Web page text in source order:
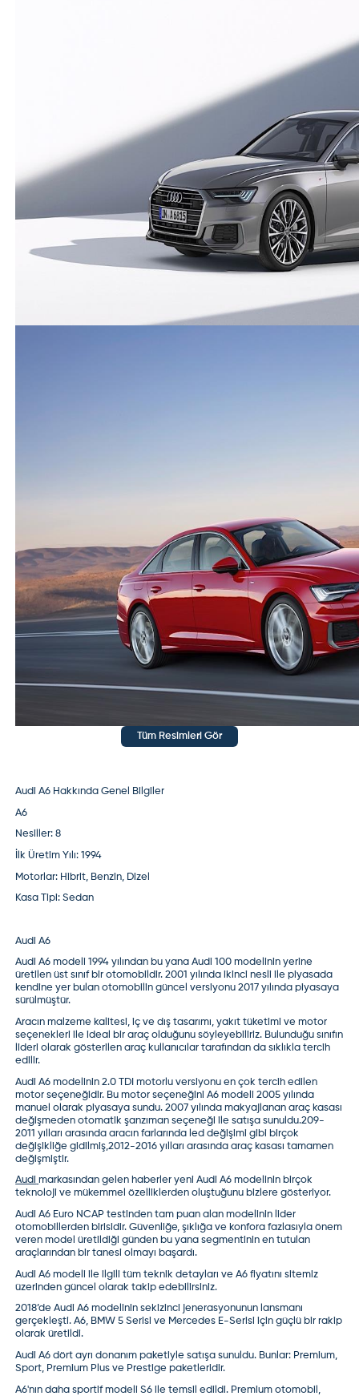
kasası. Eski arabanın güzelliği km sayacına ve ufak
vuruk çiziklere kafa takmıyorsunuz, otoparka bırakıp
gidince birşey olacak mı diye aklınız kalmıyor. Bunlar
Audi Misafir Kullanıcı
Audi A6 2003 model V6 2.4 modeli tutulurmu bu
araclarin masrafari nasıl lütfen bna yardımcı olun
Cevap yaz
Tüm Resimleri Gör
Audi A6 Hakkında Genel Bilgiler
A6
Nesiller:8
İlk Üretim Yılı: 1994
Motorlar: Hibrit, Benzin, Dizel
Kasa Tipi: Sedan
Audi A6
Audi A6 modeli 1994 yılından bu yana Audi 100 modelinin yerine
üretilen üst sınıf bir otomobildir. 2001 yılında ikinci nesli ile piyasada
kendine yer bulan otomobilin güncel versiyonu 2017 yılında piyasaya
sürülmüştür.
Aracın malzeme kalitesi, iç ve dış tasarımı, yakıt tüketimi ve motor
seçenekleri ile ideal bir araç olduğunu söyleyebiliriz. Bulunduğu sınıfın
lideri olarak gösterilen araç kullanıcılar tarafından da sıklıkla tercih
edilir.
Audi A6 modelinin 2.0 TDI motorlu versiyonu en çok tercih edilen
motor seçeneğidir. Bu motor seçeneğini A6 modeli 2005 yılında
manuel olarak piyasaya sundu. 2007 yılında makyajlanan araç kasası
değişmeden otomatik şanzıman seçeneği ile satışa sunuldu.209-
2011 yılları arasında aracın farlarında led değişimi gibi birçok
değişikliğe gidilmiş,2012-2016 yılları arasında araç kasası tamamen
değişmiştir.
Audi markasından gelen haberler yeni Audi A6 modelinin birçok
teknoloji ve mükemmel özelliklerden oluştuğunu bizlere gösteriyor.
Audi A6 Euro NCAP testinden tam puan alan modelinin lider
otomobillerden birisidir. Güvenliğe, şıklığa ve konfora fazlasıyla önem
veren model üretildiği günden bu yana segmentinin en tutulan
araçlarından bir tanesi olmayı başardı.
Audi A6 modeli ile ilgili tüm teknik detayları ve A6 fiyatını sitemiz
üzerinden güncel olarak takip edebilirsiniz.
2018’deAudi A6 modelinin sekizinci jenerasyonunun lansmanı
gerçekleşti. A6, BMW 5 Serisi ve Mercedes E-Serisi için güçlü bir rakip
olarak üretildi.
Audi A6 dört ayrı donanım paketiyle satışa sunuldu. Bunlar: Premium,
Sport, Premium Plus ve Prestige paketleridir.
A6'nın daha sportif modeli S6 ile temsil edildi. Premium otomobil,